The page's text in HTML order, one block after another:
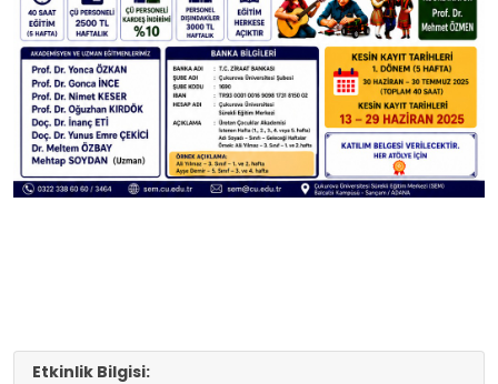
Etkinlik Bilgisi: